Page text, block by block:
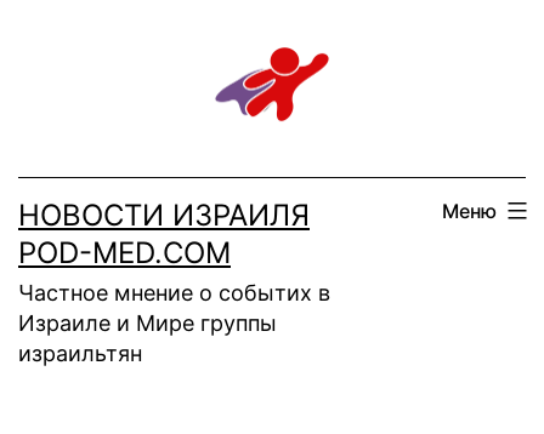
НОВОСТИ ИЗРАИЛЯ
POD-MED.COM
Частное мнение о событих в
Израиле и Мире группы
израильтян
Меню